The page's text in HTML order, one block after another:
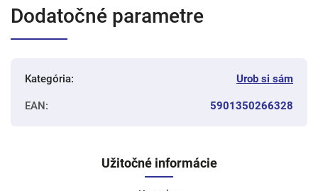
Dodatočné parametre
Kategória: Urob si sám
EAN: 5901350266328
Užitočné informácie